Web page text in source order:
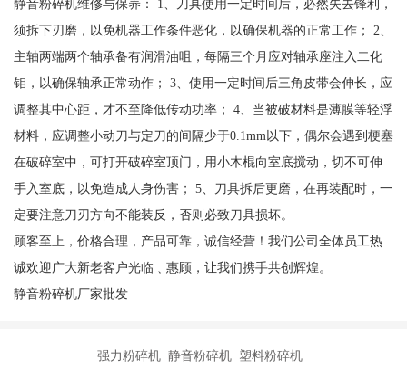
静音粉碎机维修与保养： 1、刀具使用一定时间后，必然失去锋利，
须拆下刃磨，以免机器工作条件恶化，以确保机器的正常工作； 2、
主轴两端两个轴承备有润滑油咀，每隔三个月应对轴承座注入二化
钼，以确保轴承正常动作； 3、使用一定时间后三角皮带会伸长，应
调整其中心距，才不至降低传动功率； 4、当被破材料是薄膜等轻浮
材料，应调整小动刀与定刀的间隔少于0.1mm以下，偶尔会遇到梗塞
在破碎室中，可打开破碎室顶门，用小木棍向室底搅动，切不可伸
手入室底，以免造成人身伤害； 5、刀具拆后更磨，在再装配时，一
定要注意刀刃方向不能装反，否则必致刀具损坏。
顾客至上，价格合理，产品可靠，诚信经营！我们公司全体员工热
诚欢迎广大新老客户光临﹑惠顾，让我们携手共创辉煌。
静音粉碎机厂家批发
强力粉碎机 静音粉碎机 塑料粉碎机